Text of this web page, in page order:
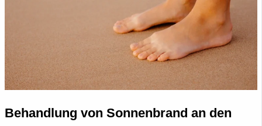
Behandlung von Sonnenbrand an den